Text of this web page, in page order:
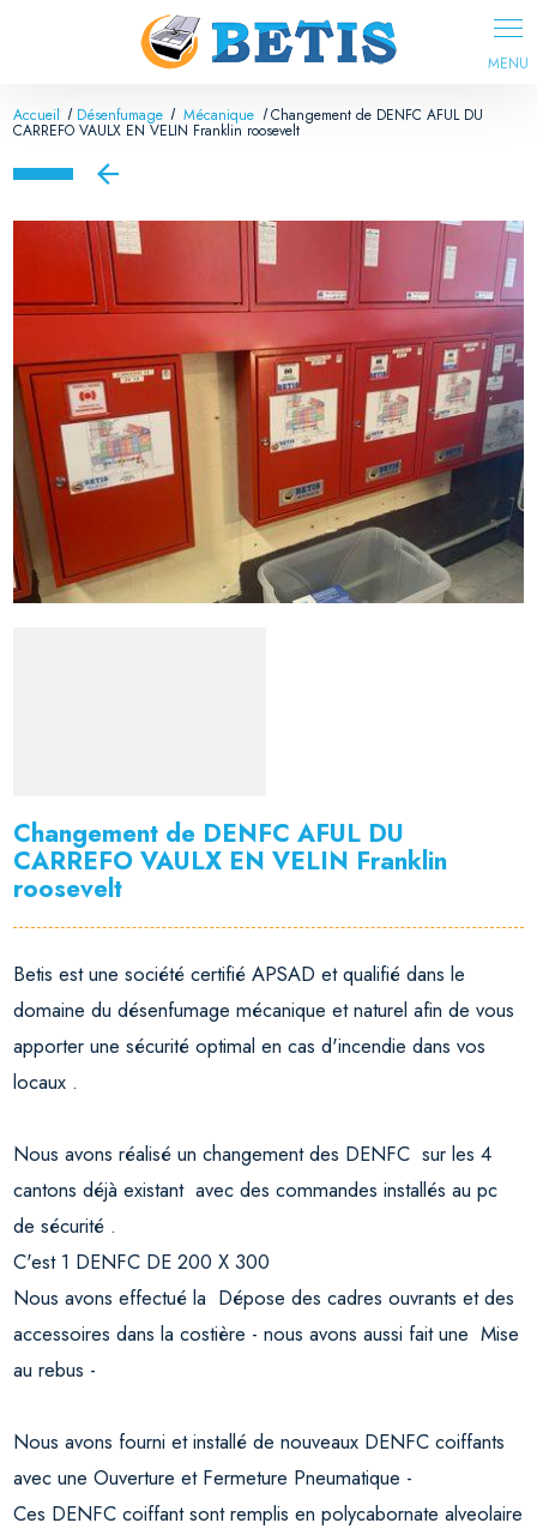
Accueil Désenfumage Mécanique Changement de DENFC AFUL DU
CARREFO VAULX EN VELIN Franklin roosevelt
Changement de DENFC AFUL DU
CARREFO VAULX EN VELIN Franklin
roosevelt
Betis est une société certifié APSAD et qualifié dans le
domaine du désenfumage mécanique et naturel afin de vous
apporter une sécurité optimal en cas d'incendie dans vos
locaux .
Nous avons réalisé un changement des DENFC sur les 4
cantons déjà existant avec des commandes installés au pc
de sécurité .
C'est 1 DENFC DE 200 X 300
Nous avons effectué la Dépose des cadres ouvrants et des
accessoires dans la costière - nous avons aussi fait une Mise
au rebus -
Nous avons fourni et installé de nouveaux DENFC coiffants
avec une Ouverture et Fermeture Pneumatique -
Ces DENFC coiffant sont remplis en polycabornate alveolaire